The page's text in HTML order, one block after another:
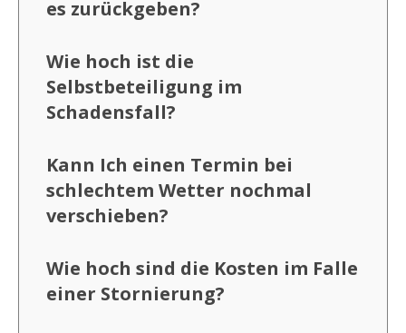
es zurückgeben?
Wie hoch ist die
Selbstbeteiligung im
Schadensfall?
Kann Ich einen Termin bei
schlechtem Wetter nochmal
verschieben?
Wie hoch sind die Kosten im Falle
einer Stornierung?